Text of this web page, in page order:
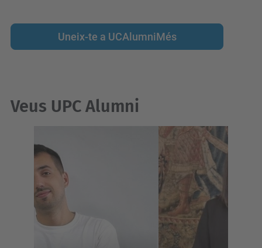
Uneix-te a UCAlumniMés
Veus UPC Alumni